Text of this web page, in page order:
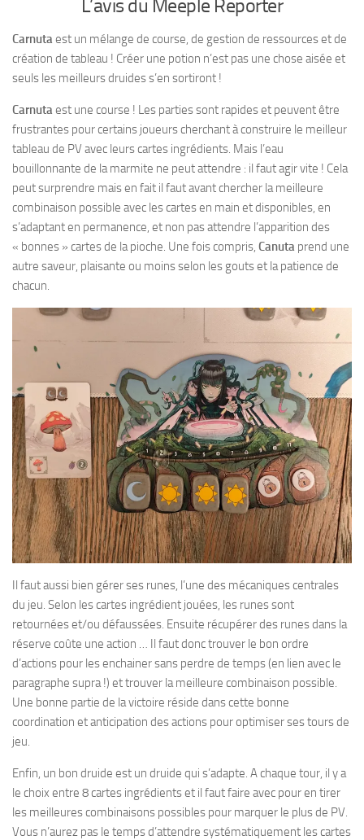
L’avis du Meeple Reporter
Carnutaest un mélange de course, de gestion de ressources et de
création de tableau ! Créer une potion n’est pas une chose aisée et
seuls les meilleurs druides s’en sortiront !
Carnutaest une course ! Les parties sont rapides et peuvent être
frustrantes pour certains joueurs cherchant à construire le meilleur
tableau de PV avec leurs cartes ingrédients. Mais l’eau
bouillonnante de la marmite ne peut attendre : il faut agir vite ! Cela
peut surprendre mais en fait il faut avant chercher la meilleure
combinaison possible avec les cartes en main et disponibles, en
s’adaptant en permanence, et non pas attendre l’apparition des
« bonnes » cartes de la pioche. Une fois compris, Canuta prend une
autre saveur, plaisante ou moins selon les gouts et la patience de
chacun.
Il faut aussi bien gérer ses runes, l’une des mécaniques centrales
du jeu. Selon les cartes ingrédient jouées, les runes sont
retournées et/ou défaussées. Ensuite récupérer des runes dans la
réserve coûte une action … Il faut donc trouver le bon ordre
d’actions pour les enchainer sans perdre de temps (en lien avec le
paragraphe supra !) et trouver la meilleure combinaison possible.
Une bonne partie de la victoire réside dans cette bonne
coordination et anticipation des actions pour optimiser ses tours de
jeu.
Enfin, un bon druide est un druide qui s’adapte. A chaque tour, il y a
le choix entre 8 cartes ingrédients et il faut faire avec pour en tirer
les meilleures combinaisons possibles pour marquer le plus de PV.
Vous n’aurez pas le temps d’attendre systématiquement les cartes